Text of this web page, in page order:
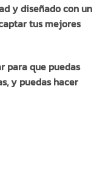
y diseñado con un
tus mejores
para que puedas
y puedas hacer